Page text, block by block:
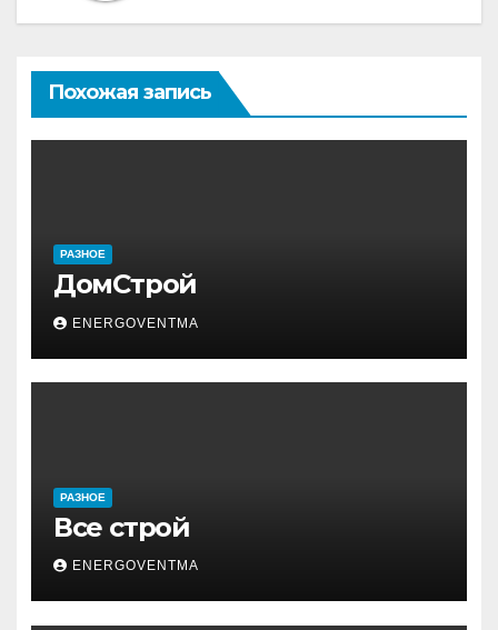
Похожая запись
РАЗНОЕ
ДомСтрой
ENERGOVENTMA
РАЗНОЕ
Все строй
ENERGOVENTMA